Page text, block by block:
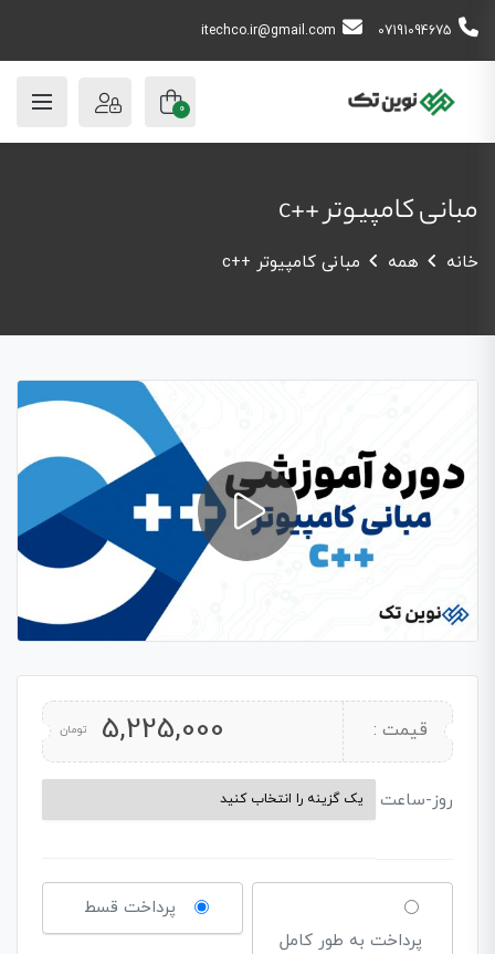
07191094675
itechco.ir@gmail.com
0
مبانی کامپیوتر ++c
خانه همه مبانی کامپیوتر ++c
قیمت : 5,225,000 تومان
روز-ساعت
پرداخت قسط
پرداخت به طور کامل